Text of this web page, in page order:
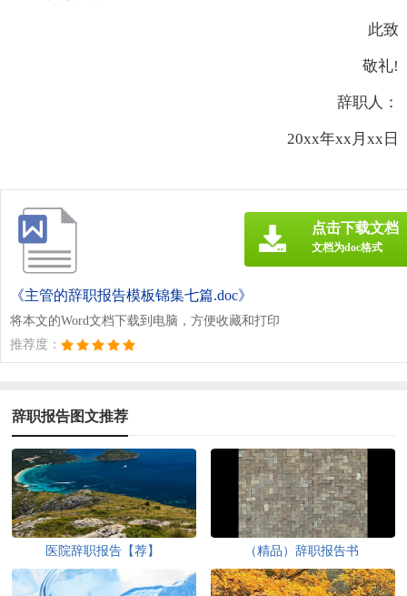
此致
敬礼!
辞职人：
20xx年xx月xx日
《主管的辞职报告模板锦集七篇.doc》
将本文的Word文档下载到电脑，方便收藏和打印
推荐度：
点击下载文档
文档为doc格式
辞职报告图文推荐
医院辞职报告【荐】 （精品）辞职报告书